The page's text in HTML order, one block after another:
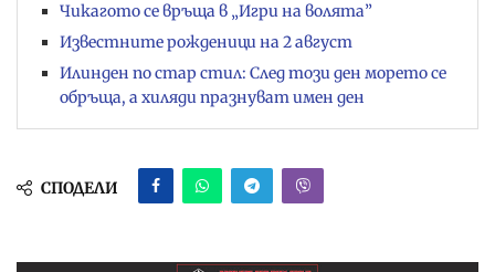
Чикагото се връща в „Игри на волята”
Известните рожденици на 2 август
Илинден по стар стил: След този ден морето се
обръща, а хиляди празнуват имен ден
СПОДЕЛИ